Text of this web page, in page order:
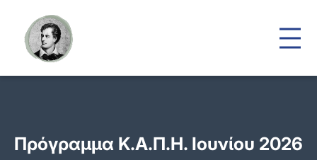
Πρόγραμμα Κ.Α.Π.Η. Ιουνίου 2026